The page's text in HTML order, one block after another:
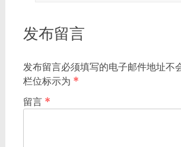
发布留言
发布留言必须填写的电子邮件地址不
栏位标示为 *
留言 *